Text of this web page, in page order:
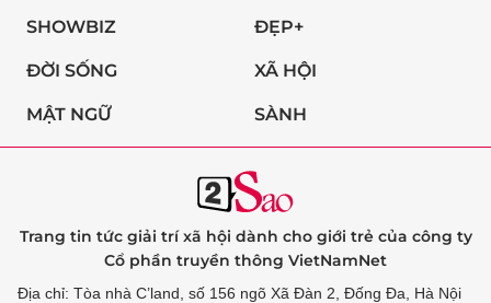
SHOWBIZ ĐẸP+
ĐỜI SỐNG XÃ HỘI
MẬT NGỮ SÀNH
Trang tin tức giải trí xã hội dành cho giới trẻ của công ty
Cổ phần truyền thông VietNamNet
Địa chỉ: Tòa nhà C’land, số 156 ngõ Xã Đàn 2, Đống Đa, Hà Nội